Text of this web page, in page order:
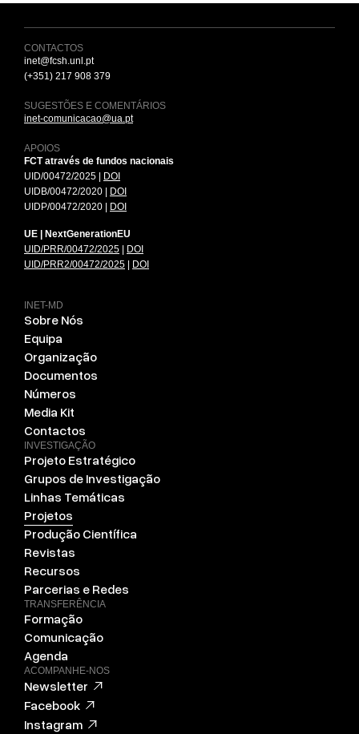
CONTACTOS
inet@fcsh.unl.pt
(+351) 217 908 379
SUGESTÕES E COMENTÁRIOS
inet-comunicacao@ua.pt
APOIOS
FCT através de fundos nacionais
UID/00472/2025 |
DOI
UIDB/00472/2020 |
DOI
UIDP/00472/2020 |
DOI
UE | NextGenerationEU
UID/PRR/00472/2025
DOI
UID/PRR2/00472/2025
DOI
INET-MD
Sobre Nós
Equipa
Organização
Documentos
Números
Media Kit
Contactos
INVESTIGAÇÃO
Projeto Estratégico
Grupos de Investigação
Linhas Temáticas
Projetos
Produção Científica
Revistas
Recursos
Parcerias e Redes
TRANSFERÊNCIA
Formação
Comunicação
Agenda
ACOMPANHE-NOS
Newsletter
Facebook
Instagram